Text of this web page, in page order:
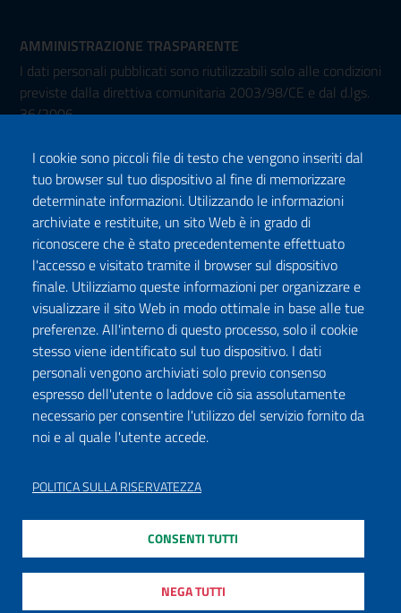
AMMINISTRAZIONE TRASPARENTE
I dati personali pubblicati sono riutilizzabili solo alle condizioni
previste dalla direttiva comunitaria 2003/98/CE e dal d.lgs.
36/2006
Seguici su:
FacebookTwitter InstagramYoutubeTikTok Podcast
ISCRIVITI ALLA NEWSLETTER
DICHIARAZIONE DI ACCESSIBILITÀ
PRIVACY POLICY
NOTE LEGALI
MAPPA DEL SITO
MODULISTICA
I cookie sono piccoli file di testo che vengono inseriti dal
tuo browser sul tuo dispositivo al fine di memorizzare
determinate informazioni. Utilizzando le informazioni
archiviate e restituite, un sito Web è in grado di
riconoscere che è stato precedentemente effettuato
l'accesso e visitato tramite il browser sul dispositivo
finale. Utilizziamo queste informazioni per organizzare e
visualizzare il sito Web in modo ottimale in base alle tue
preferenze. All'interno di questo processo, solo il cookie
stesso viene identificato sul tuo dispositivo. I dati
personali vengono archiviati solo previo consenso
espresso dell'utente o laddove ciò sia assolutamente
necessario per consentire l'utilizzo del servizio fornito da
noi e al quale l'utente accede.
POLITICA SULLA RISERVATEZZA
NEGA TUTTI
CONSENTI TUTTI